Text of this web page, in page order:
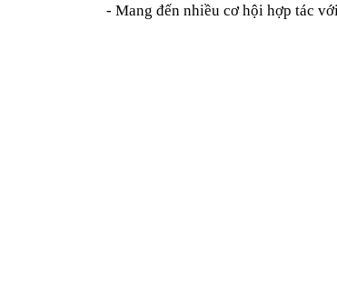
- Mang đến nhiều cơ hội hợp tác